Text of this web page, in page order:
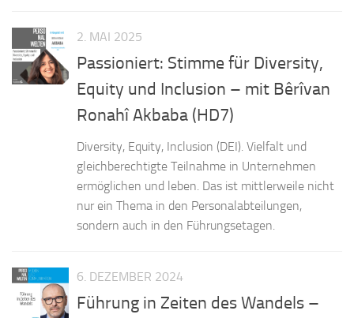
2. MAI 2025
Passioniert: Stimme für Diversity,
Equity und Inclusion – mit Bêrîvan
Ronahî Akbaba (HD7)
Diversity, Equity, Inclusion (DEI). Vielfalt und
gleichberechtigte Teilnahme in Unternehmen
ermöglichen und leben. Das ist mittlerweile nicht
nur ein Thema in den Personalabteilungen,
sondern auch in den Führungsetagen.
6. DEZEMBER 2024
Führung in Zeiten des Wandels –